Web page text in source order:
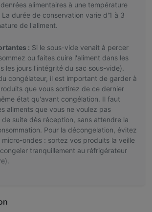
alimentaires à une température
La durée de conservation varie d'1 à 3
de l'aliment.
: Si le sous-vide venait à percer
ou faites cuire l'aliment dans les
les jours l'intégrité du sac sous-vide).
congélateur, il est important de garder à
que vous sortirez de ce dernier
état qu'avant congélation. Il faut
aliments que vous ne voulez pas
suite dès réception, sans attendre la
Pour la décongelation, évitez
ondes : sortez vos produits la veille
tranquillement au réfrigérateur